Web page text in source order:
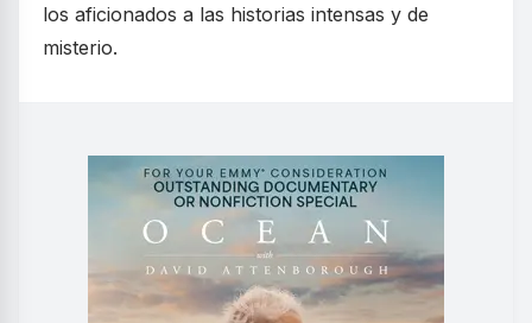
los aficionados a las historias intensas y de
misterio.